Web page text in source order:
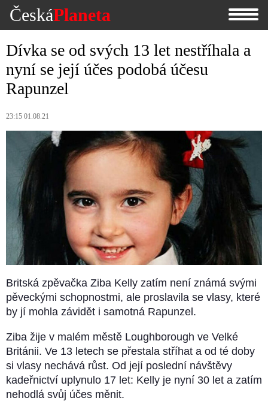
ČeskáPlaneta
Dívka se od svých 13 let nestříhala a
nyní se její účes podobá účesu
Rapunzel
23:15 01.08.21
Britská zpěvačka Ziba Kelly zatím není známá svými
pěveckými schopnostmi, ale proslavila se vlasy, které
by jí mohla závidět i samotná Rapunzel.
Ziba žije v malém městě Loughborough ve Velké
Británii. Ve 13 letech se přestala stříhat a od té doby
si vlasy nechává růst. Od její poslední návštěvy
kadeřnictví uplynulo 17 let: Kelly je nyní 30 let a zatím
nehodlá svůj účes měnit.